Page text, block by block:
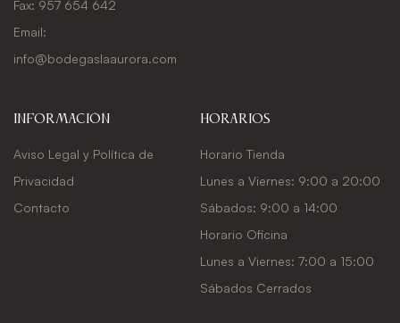
Fax: 957 654 642
Email:
info@bodegaslaaurora.com
Información
Aviso Legal y Política de
Privacidad
Contacto
Horarios
Horario Tienda
Lunes a Viernes: 9:00 a 20:00
Sábados: 9:00 a 14:00
Horario Oficina
Lunes a Viernes: 7:00 a 15:00
Sábados Cerrados